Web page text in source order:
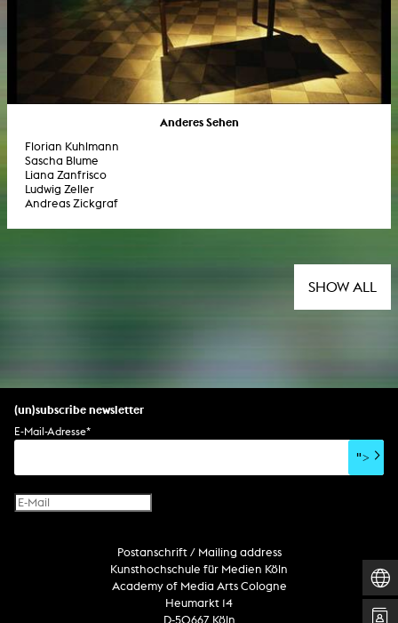
Anderes Sehen
Florian Kuhlmann
Sascha Blume
Liana Zanfrisco
Ludwig Zeller
Andreas Zickgraf
SHOW ALL
(un)subscribe newsletter
E-Mail-Adresse*
">
Postanschrift / Mailing address
Kunsthochschule für Medien Köln
Academy of Media Arts Cologne
Heumarkt 14
D-50667 Köln